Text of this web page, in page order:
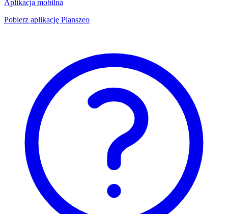
Aplikacja mobilna
Pobierz aplikację Planszeo